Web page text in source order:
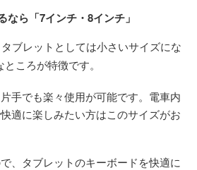
なら「7インチ・8インチ」
ブレットとしては小さいサイズにな
ところが特徴です。
手でも楽々使用が可能です。電車内
適に楽しみたい方はこのサイズがお
、タブレットのキーボードを快適に